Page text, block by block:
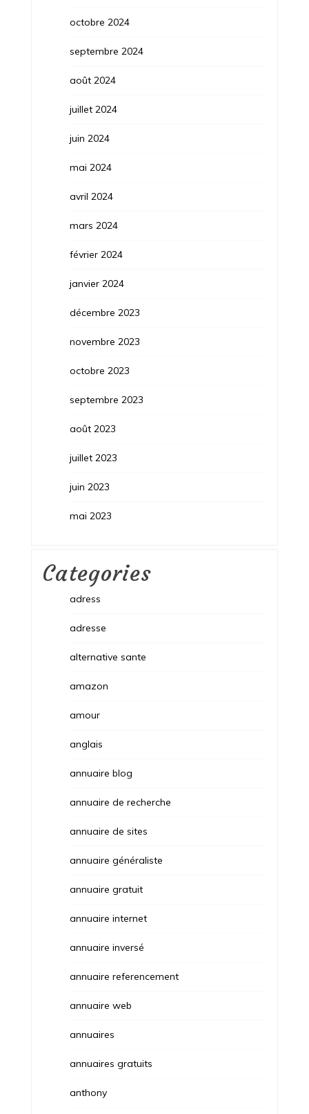
octobre 2024
septembre 2024
août 2024
juillet 2024
juin 2024
mai 2024
avril 2024
mars 2024
février 2024
janvier 2024
décembre 2023
novembre 2023
octobre 2023
septembre 2023
août 2023
juillet 2023
juin 2023
mai 2023
Categories
adress
adresse
alternative sante
amazon
amour
anglais
annuaire blog
annuaire de recherche
annuaire de sites
annuaire généraliste
annuaire gratuit
annuaire internet
annuaire inversé
annuaire referencement
annuaire web
annuaires
annuaires gratuits
anthony